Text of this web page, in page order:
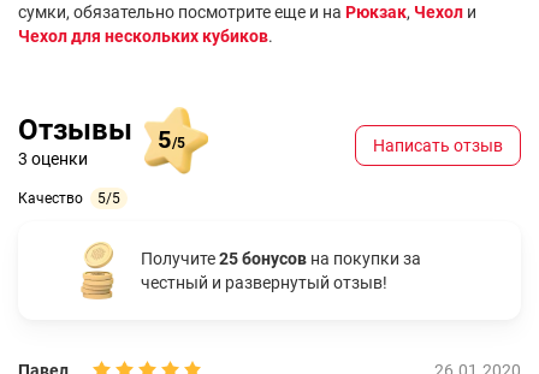
сумки, обязательно посмотрите еще и на Рюкзак, Чехол и
Чехол для нескольких кубиков.
Отзывы
3 оценки
5/5
Качество 5/5
Написать отзыв
Получите25 бонусов на покупки за
честный и развернутый отзыв!
Павел 26.01.2020